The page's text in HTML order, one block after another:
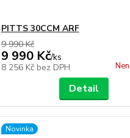
PITTS 30CCM ARF
9 990 Kč
9 990 Kč/ks
8 256 Kč bez DPH
Detail
Novinka